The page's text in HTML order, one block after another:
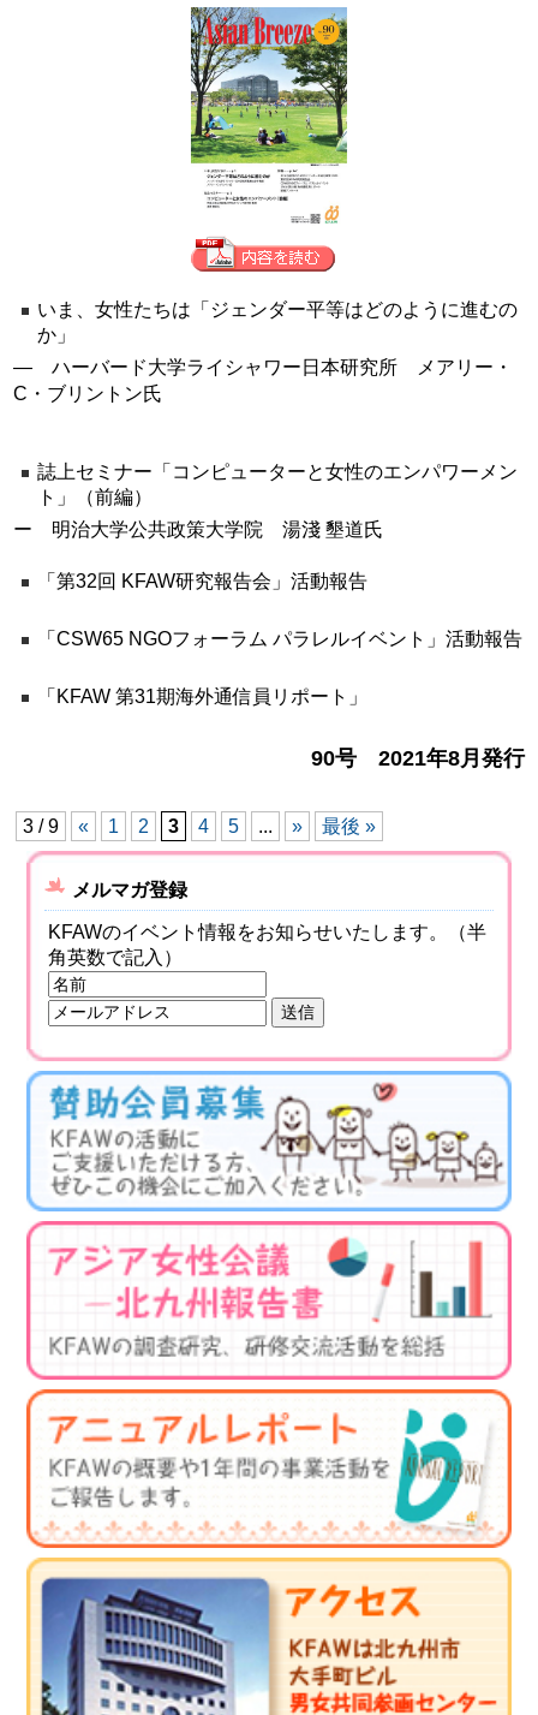
いま、女性たちは「ジェンダー平等はどのように進むの
か」
― ハーバード大学ライシャワー日本研究所 メアリー・
C・ブリントン氏
誌上セミナー「コンピューターと女性のエンパワーメン
ト」（前編）
ー 明治大学公共政策大学院 湯淺 墾道氏
「第32回 KFAW研究報告会」活動報告
「CSW65 NGOフォーラム パラレルイベント」活動報告
「KFAW 第31期海外通信員リポート」
90号 2021年8月発行
3 / 9 « 1 2 3 4 5 ... » 最後 »
メルマガ登録
KFAWのイベント情報をお知らせいたします。（半
角英数で記入）